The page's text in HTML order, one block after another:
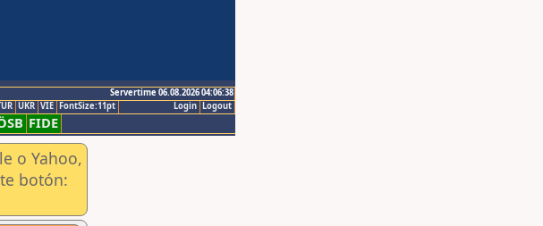
Servertime 06.08.2026 04:06:38
Logout
Login
UKR VIE FontSize:11pt
FIDE
o Yahoo,
botón: